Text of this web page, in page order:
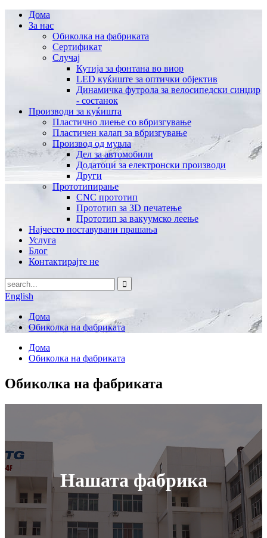
Дома
За нас
Обиколка на фабриката
Сертификат
Случај
Кутија за фонтана во виор
LED куќиште за оптички објектив
Динамичка футрола за велосипедски синџир
- состанок
Производи за куќишта
Пластично лиење со вбризгување
Пластичен калап за вбризгување
Производ од мувла
Дел за автомобили
Додатоци за електронски производи
Други
Прототипирање
CNC прототип
Прототип за 3D печатење
Прототип за вакуумско леење
Најчесто поставувани прашања
Услуга
Блог
Контактирајте не
English
Дома
Обиколка на фабриката
Дома
Обиколка на фабриката
Обиколка на фабриката
Нашата фабрика